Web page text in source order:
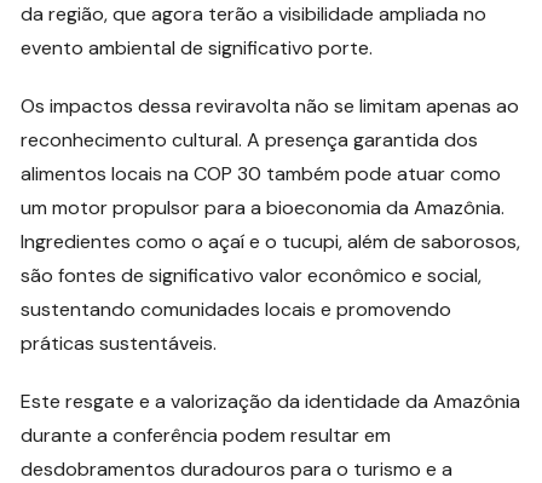
da região, que agora terão a visibilidade ampliada no
evento ambiental de significativo porte.
Os impactos dessa reviravolta não se limitam apenas ao
reconhecimento cultural. A presença garantida dos
alimentos locais na COP 30 também pode atuar como
um motor propulsor para a bioeconomia da Amazônia.
Ingredientes como o açaí e o tucupi, além de saborosos,
são fontes de significativo valor econômico e social,
sustentando comunidades locais e promovendo
práticas sustentáveis.
Este resgate e a valorização da identidade da Amazônia
durante a conferência podem resultar em
desdobramentos duradouros para o turismo e a